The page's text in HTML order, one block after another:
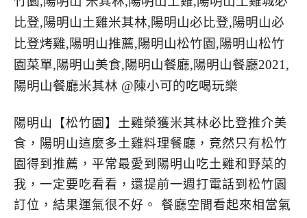
陽明山【松竹園】土雞榮獲米其林必比登推介美
食，陽明山這麼多土雞料理餐廳，竟然只有松竹
園得到推薦，平常最愛到陽明山吃土雞和野菜的
我，一定要吃看看，還提前一週打電話到松竹園
訂位，結果運氣很不好。 餐廳空間看起來相當氣